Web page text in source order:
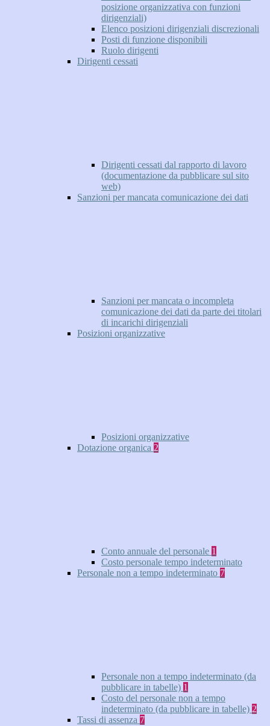
posizione organizzativa con funzioni
dirigenziali)
Elenco posizioni dirigenziali discrezionali
Posti di funzione disponibili
Ruolo dirigenti
Dirigenti cessati
Dirigenti cessati dal rapporto di lavoro
(documentazione da pubblicare sul sito
web)
Sanzioni per mancata comunicazione dei dati
Sanzioni per mancata o incompleta
comunicazione dei dati da parte dei titolari
di incarichi dirigenziali
Posizioni organizzative
Posizioni organizzative
Dotazione organica 2
Conto annuale del personale 1
Costo personale tempo indeterminato
Personale non a tempo indeterminato 7
Personale non a tempo indeterminato (da
pubblicare in tabelle) 1
Costo del personale non a tempo
indeterminato (da pubblicare in tabelle) 2
Tassi di assenza 7